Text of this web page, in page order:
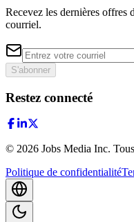
Recevez les dernières offres
courriel.
S'abonner
Restez connecté
© 2026 Jobs Media Inc.
Politique de confidentialité